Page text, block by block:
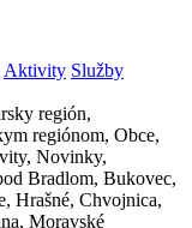
Aktivity Služby